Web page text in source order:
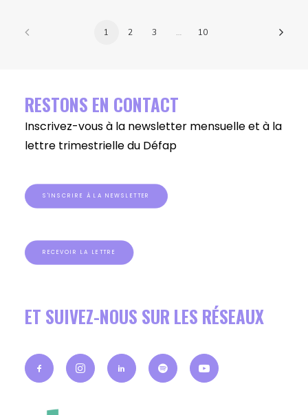
1 2 3 … 10
RESTONS EN CONTACT
Inscrivez-vous à la newsletter mensuelle et à la
lettre trimestrielle du Défap
S'INSCRIRE À LA NEWSLETTER
RECEVOIR LA LETTRE
ET SUIVEZ-NOUS SUR LES RÉSEAUX